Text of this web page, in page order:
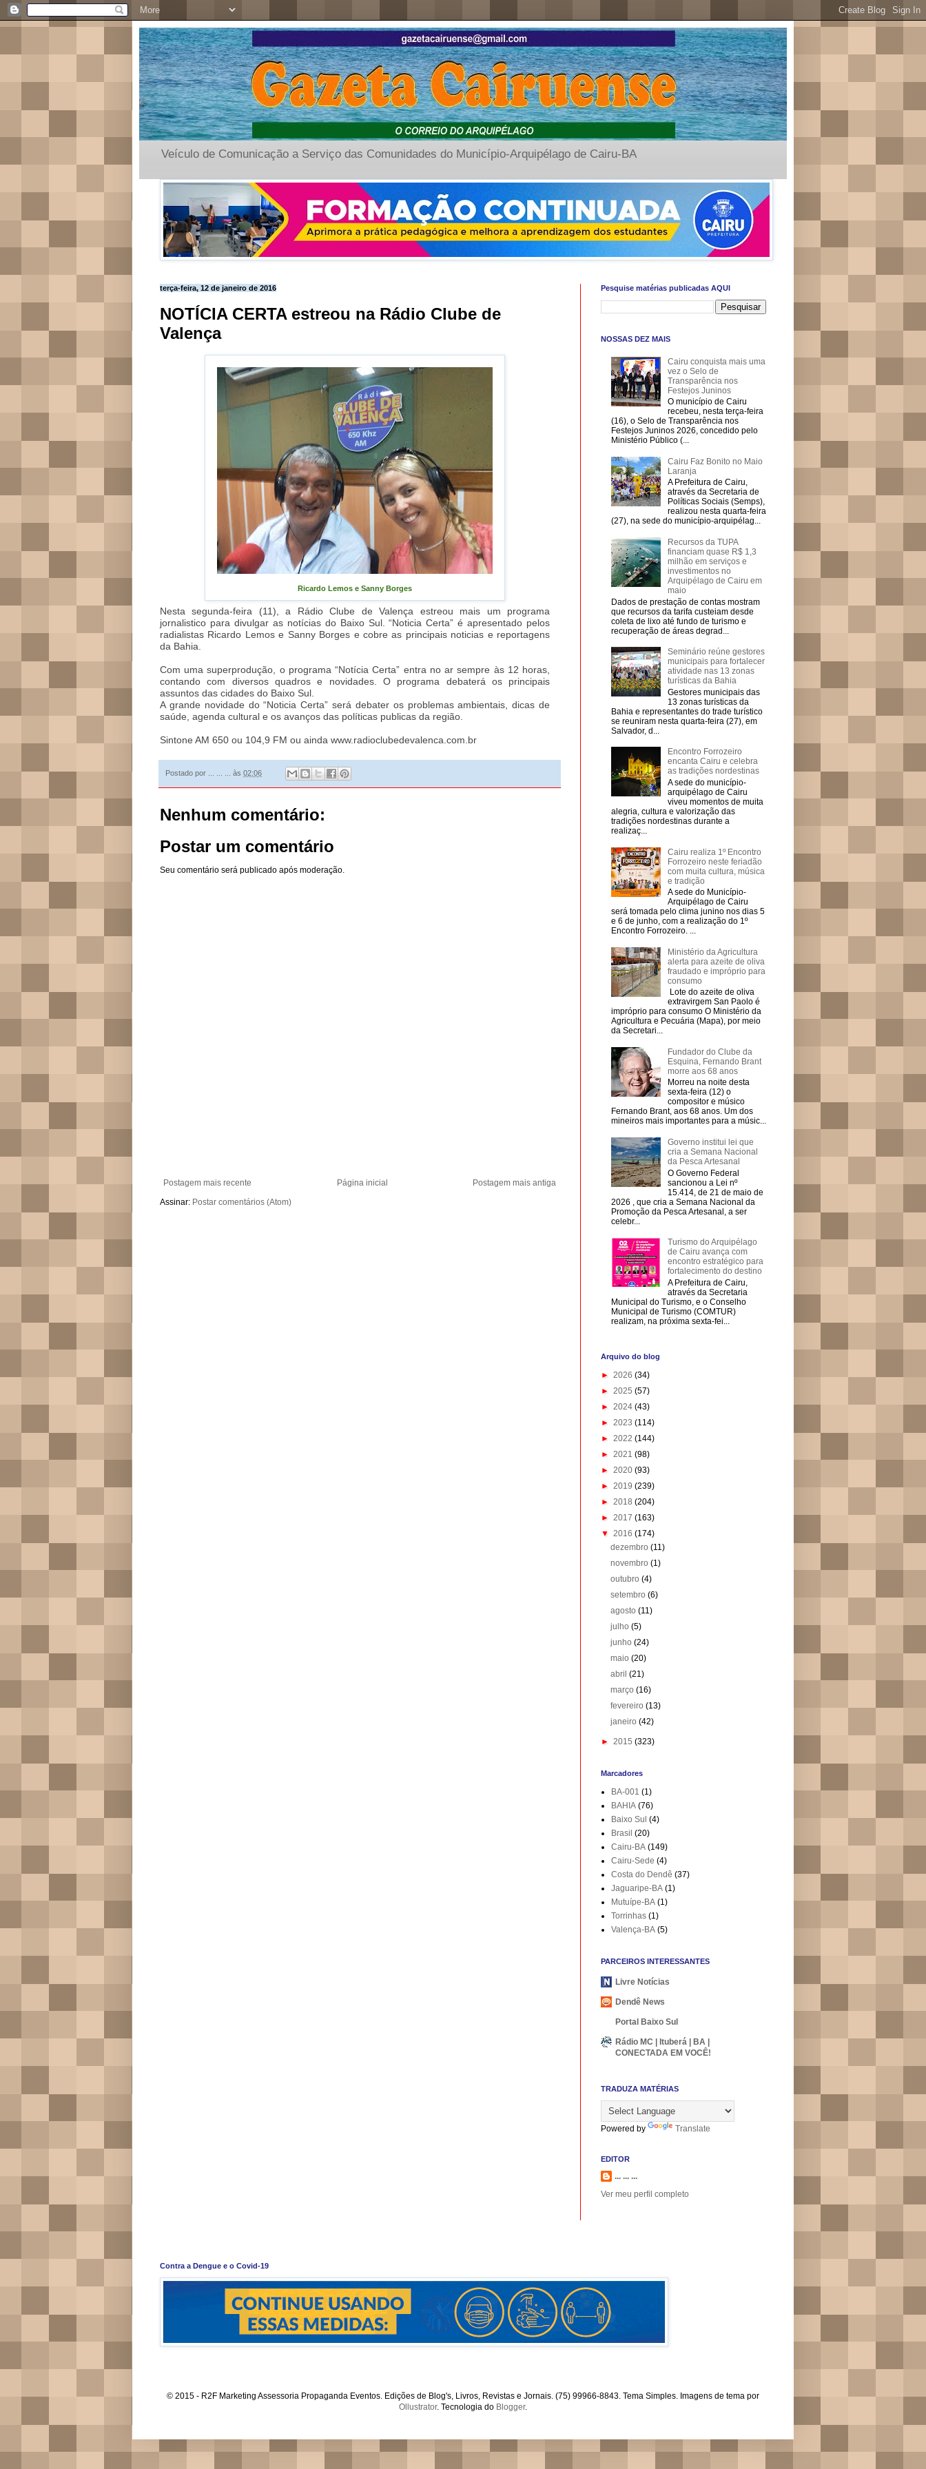
Veículo de Comunicação a Serviço das Comunidades do Município-Arquipélago de Cairu-BA
terça-feira, 12 de janeiro de 2016
NOTÍCIA CERTA estreou na Rádio Clube de
Valença
Ricardo Lemos e Sanny Borges
Nesta segunda-feira (11), a Rádio Clube de Valença estreou mais um programa
jornalistico para divulgar as notícias do Baixo Sul. “Noticia Certa” é apresentado pelos
radialistas Ricardo Lemos e Sanny Borges e cobre as principais noticias e reportagens
da Bahia.
Com uma superprodução, o programa “Notícia Certa” entra no ar sempre às 12 horas,
contando com diversos quadros e novidades. O programa debaterá os principais
assuntos das cidades do Baixo Sul.
A grande novidade do “Noticia Certa” será debater os problemas ambientais, dicas de
saúde, agenda cultural e os avanços das políticas publicas da região.
Sintone AM 650 ou 104,9 FM ou ainda www.radioclubedevalenca.com.br
Postado por às 02:06
Nenhum comentário:
Postar um comentário
Seu comentário será publicado após moderação.
Postagem mais recente Postagem mais antiga
Página inicial
Assinar: Postar comentários (Atom)
Pesquise matérias publicadas AQUI
NOSSAS DEZ MAIS
Cairu conquista mais uma
vez o Selo de
Transparência nos
Festejos Juninos
O município de Cairu
recebeu, nesta terça-feira
(16), o Selo de Transparência nos
Festejos Juninos 2026, concedido pelo
Ministério Público (...
Cairu Faz Bonito no Maio
Laranja
A Prefeitura de Cairu,
através da Secretaria de
Políticas Sociais (Semps),
realizou nesta quarta-feira
(27), na sede do município-arquipélag...
Recursos da TUPA
financiam quase R$ 1,3
milhão em serviços e
investimentos no
Arquipélago de Cairu em
maio
Dados de prestação de contas mostram
que recursos da tarifa custeiam desde
coleta de lixo até fundo de turismo e
recuperação de áreas degrad...
Seminário reúne gestores
municipais para fortalecer
atividade nas 13 zonas
turísticas da Bahia
Gestores municipais das
13 zonas turísticas da
Bahia e representantes do trade turístico
se reuniram nesta quarta-feira (27), em
Salvador, d...
Encontro Forrozeiro
encanta Cairu e celebra
as tradições nordestinas
A sede do município-
arquipélago de Cairu
viveu momentos de muita
alegria, cultura e valorização das
tradições nordestinas durante a
realizaç...
Cairu realiza 1º Encontro
Forrozeiro neste feriadão
com muita cultura, música
e tradição
A sede do Município-
Arquipélago de Cairu
será tomada pelo clima junino nos dias 5
e 6 de junho, com a realização do 1º
Encontro Forrozeiro. ...
Ministério da Agricultura
alerta para azeite de oliva
fraudado e impróprio para
consumo
Lote do azeite de oliva
extravirgem San Paolo é
impróprio para consumo O Ministério da
Agricultura e Pecuária (Mapa), por meio
da Secretari...
Fundador do Clube da
Esquina, Fernando Brant
morre aos 68 anos
Morreu na noite desta
sexta-feira (12) o
compositor e músico
Fernando Brant, aos 68 anos. Um dos
mineiros mais importantes para a músic...
Governo institui lei que
cria a Semana Nacional
da Pesca Artesanal
O Governo Federal
sancionou a Lei nº
15.414, de 21 de maio de
2026 , que cria a Semana Nacional da
Promoção da Pesca Artesanal, a ser
celebr...
Turismo do Arquipélago
de Cairu avança com
encontro estratégico para
fortalecimento do destino
A Prefeitura de Cairu,
através da Secretaria
Municipal do Turismo, e o Conselho
Municipal de Turismo (COMTUR)
realizam, na próxima sexta-fei...
Arquivo do blog
► 2026 (34)
► 2025 (57)
► 2024 (43)
► 2023 (114)
► 2022 (144)
► 2021 (98)
► 2020 (93)
► 2019 (239)
► 2018 (204)
► 2017 (163)
▼ 2016 (174)
dezembro(11)
novembro(1)
outubro(4)
setembro(6)
agosto(11)
julho(5)
junho(24)
maio(20)
abril(21)
março(16)
fevereiro(13)
janeiro(42)
► 2015 (323)
Marcadores
BA-001 (1)
BAHIA (76)
Baixo Sul (4)
Brasil (20)
Cairu-BA (149)
Cairu-Sede (4)
Costa do Dendê (37)
Jaguaripe-BA (1)
Mutuípe-BA (1)
Torrinhas (1)
Valença-BA (5)
PARCEIROS INTERESSANTES
Livre Notícias
Dendê News
Portal Baixo Sul
Rádio MC | Ituberá | BA |
CONECTADA EM VOCÊ!
TRADUZA MATÉRIAS
Powered by Translate
EDITOR
... ... ...
Ver meu perfil completo
Contra a Dengue e o Covid-19
© 2015 - R2F Marketing Assessoria Propaganda Eventos. Edições de Blog's, Livros, Revistas e Jornais. (75) 99966-8843. Tema Simples. Imagens de tema por
Ollustrator. Tecnologia do Blogger.